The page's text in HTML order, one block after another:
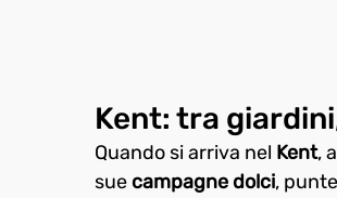
Kent: tra
Quando si arriva nel Kent,
sue campagne dolci,